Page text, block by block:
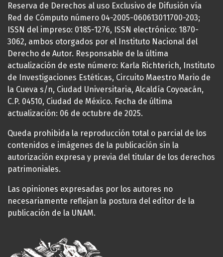
Reserva de Derechos al uso Exclusivo de Difusión vía
Red de Cómputo número 04-2005-060613011700-203;
ISSN del impreso: 0185-1276, ISSN electrónico: 1870-
3062, ambos otorgados por el Instituto Nacional del
Derecho de Autor. Responsable de la última
actualización de este número: Karla Richterich, Instituto
de Investigaciones Estéticas, Circuito Maestro Mario de
la Cueva s/n, Ciudad Universitaria, Alcaldía Coyoacán,
C.P. 04510, Ciudad de México. Fecha de última
actualización: 06 de octubre de 2025.
Queda prohibida la reproducción total o parcial de los
contenidos e imágenes de la publicación sin la
autorización expresa y previa del titular de los derechos
patrimoniales.
Las opiniones expresadas por los autores no
necesariamente reflejan la postura del editor de la
publicación de la UNAM.